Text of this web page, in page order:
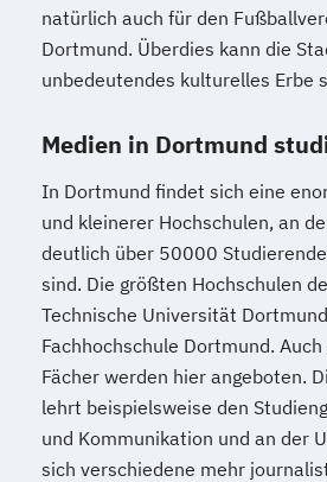
natürlich auch für den
Dortmund. Überdies kann die
unbedeutendes kulturelles Erbe
Medien in Dortmund
In Dortmund findet sich eine
und kleinerer Hochschulen, an
deutlich über 50000
sind. Die größten Hochschulen
Technische Universität
Fachhochschule Dortmund.
Fächer werden hier angeboten.
lehrt beispielsweise den
und Kommunikation und an der
sich verschiedene mehr